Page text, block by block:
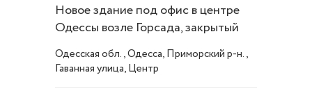
Новое здание под офис в центре
Одессы возле Горсада, закрытый
двор ID 53012
Одесская обл., Одесса, Приморский р-н.,
Гаванная улица, Центр